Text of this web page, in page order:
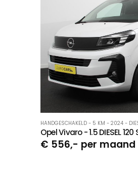
HANDGESCHAKELD - 5 KM - 2024 -
Opel Vivaro - 1.5 DIESEL 120
€ 556,- per maand